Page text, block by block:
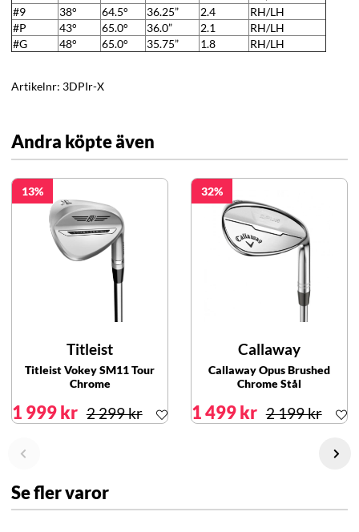
#9
38° 64.5° 36.25” 2.4
RH/LH
#P
43° 65.0° 36.0” 2.1
RH/LH
#G
48° 65.0° 35.75” 1.8 RH/LH
Artikelnr: 3DPIr-X
Andra köpte även
13
Titleist
Titleist Vokey SM11 Tour
Chrome
1 999 kr 2 299 kr
32
Callaway
Callaway Opus Brushed
Chrome Stål
1 499 kr 2 199 kr
Se fler varor